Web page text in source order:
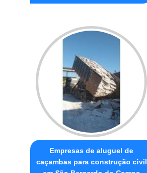
Empresas de aluguel de
caçambas para construção civil